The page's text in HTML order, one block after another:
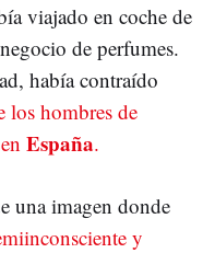
viajado en coche de
de perfumes.
había contraído
los hombres de
en España.
una imagen donde
y